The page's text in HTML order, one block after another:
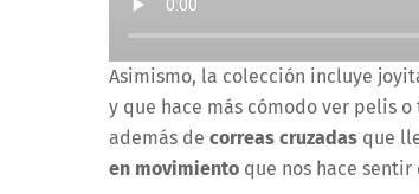
Asimismo, la colección incluye
y que hace más cómodo ver pelis
además de correas cruzadas que
en movimiento que nos hace